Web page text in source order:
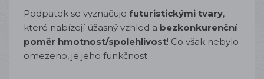
Podpatek se vyznačuje futuristickými tvary,
které nabízejí úžasný vzhled a bezkonkurenční
poměr hmotnost/spolehlivost! Co však nebylo
omezeno, je jeho funkčnost.